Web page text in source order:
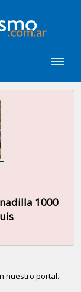
1000
nuestro portal.